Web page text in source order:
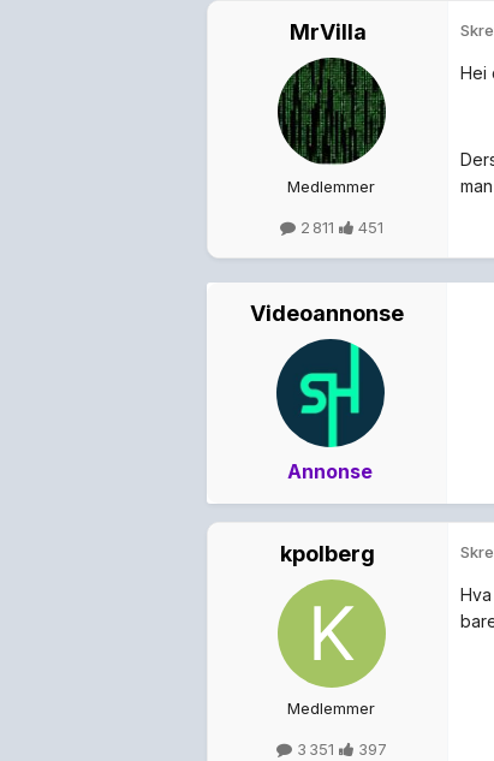
MrVilla
Medlemmer
2 811 451
Hei
Videoannonse
Annonse
kpolberg
Medlemmer
3 351 397